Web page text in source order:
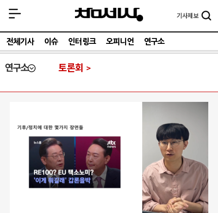
기사제보
전체기사 이슈 인터링크 오피니언 연구소
연구소 토론회